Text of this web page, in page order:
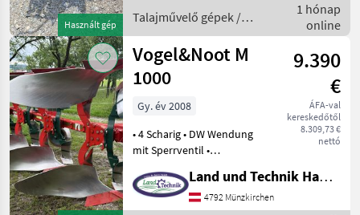
Használt gép
Talajművelő gépek /
Vogel&Noot
1 hónap
online
Vogel&Noot M
1000
9.390
€
ÁFA-val
kereskedőtől
8.309,73 €
nettó
Gy. év 2008
• 4 Scharig • DW Wendung
mit Sperrventil •
Rahmenhöhe 78 cm •
Körperform WL 430 •
Land und Technik HandelsgesmbH
4792 Münzkirchen